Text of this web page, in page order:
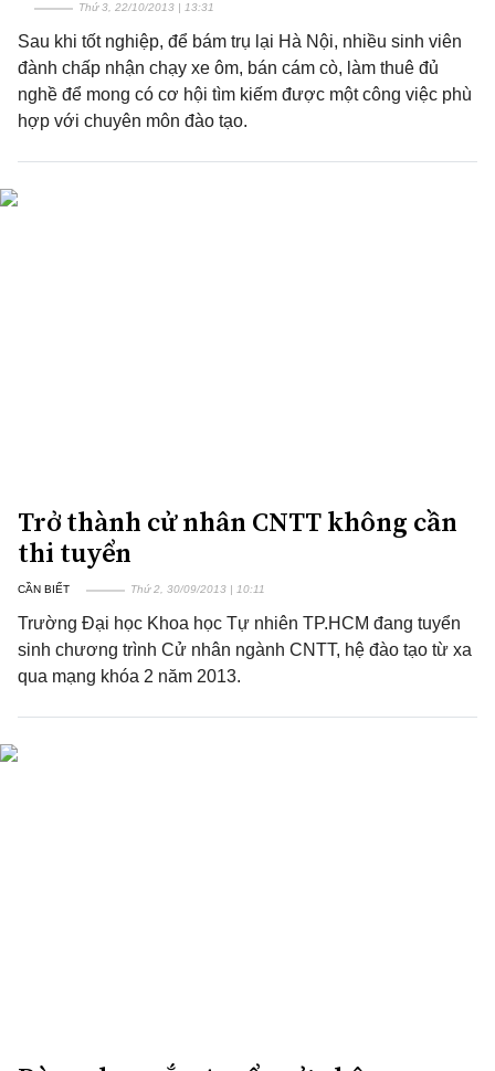
Thứ 3, 22/10/2013 | 13:31
Sau khi tốt nghiệp, để bám trụ lại Hà Nội, nhiều sinh viên
đành chấp nhận chạy xe ôm, bán cám cò, làm thuê đủ
nghề để mong có cơ hội tìm kiếm được một công việc phù
hợp với chuyên môn đào tạo.
Trở thành cử nhân CNTT không cần
thi tuyển
CẦN BIẾT Thứ 2, 30/09/2013 | 10:11
Trường Đại học Khoa học Tự nhiên TP.HCM đang tuyển
sinh chương trình Cử nhân ngành CNTT, hệ đào tạo từ xa
qua mạng khóa 2 năm 2013.